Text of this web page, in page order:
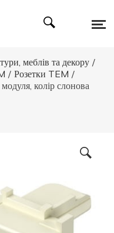
меблів та декору /
/ Розетки TEM /
колір слонова